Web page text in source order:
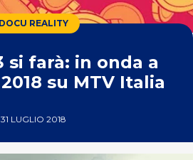
DOCU REALITY
si farà: in onda a
su MTV Italia
31 LUGLIO 2018